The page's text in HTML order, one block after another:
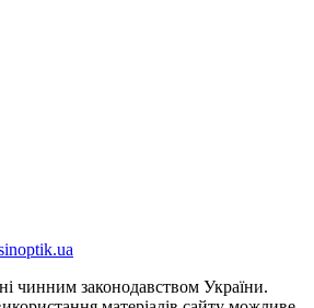
чинним законодавством України.